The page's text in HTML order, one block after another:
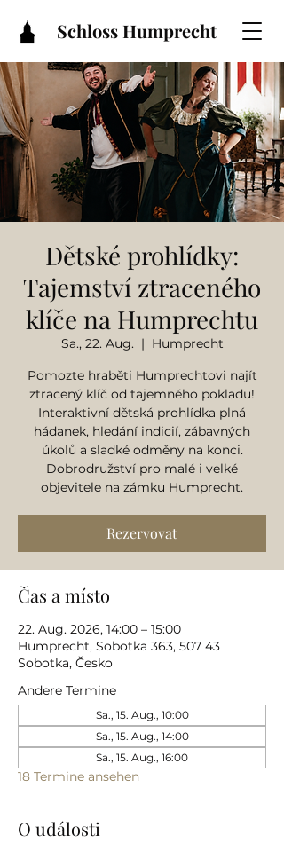
Schloss Humprecht
Dětské prohlídky:
Tajemství ztraceného
klíče na Humprechtu
Sa., 22. Aug.
  |
Humprecht
Pomozte hraběti Humprechtovi najít
ztracený klíč od tajemného pokladu!
Interaktivní dětská prohlídka plná
hádanek, hledání indicií, zábavných
úkolů a sladké odměny na konci.
Dobrodružství pro malé i velké
objevitele na zámku Humprecht.
Rezervovat
Čas a místo
22. Aug. 2026, 14:00 – 15:00
Humprecht, Sobotka 363, 507 43
Sobotka, Česko
Andere Termine
Sa., 15. Aug., 10:00
Sa., 15. Aug., 14:00
Sa., 15. Aug., 16:00
18 Termine ansehen
O události